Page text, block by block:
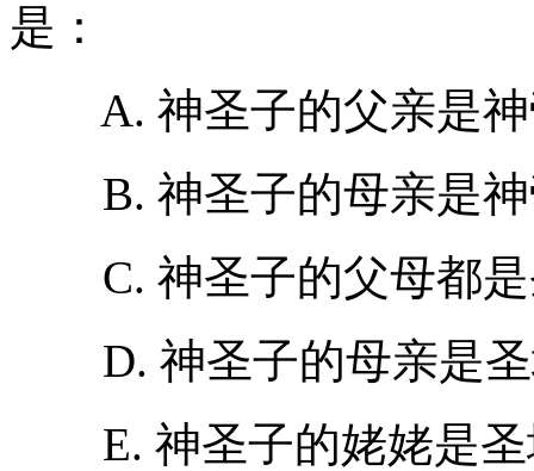
是：
A. 神圣子的父亲是神
B. 神圣子的母亲是神
C. 神圣子的父母都是
D. 神圣子的母亲是圣
E. 神圣子的姥姥是圣